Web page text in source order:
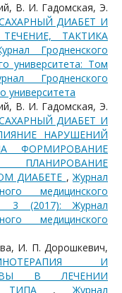
В. И. Гадомская, Э.
ДИАБЕТ И
ТАКТИКА
Гродненского
университета: Том
Гродненского
университета
В. И. Гадомская, Э.
ДИАБЕТ И
НАРУШЕНИЙ
ФОРМИРОВАНИЕ
ДИАБЕТЕ ,Журнал
медицинского
(2017): Журнал
медицинского
И. П. Дорошкевич,
И
В ЛЕЧЕНИИ
ТИПА ,Журнал